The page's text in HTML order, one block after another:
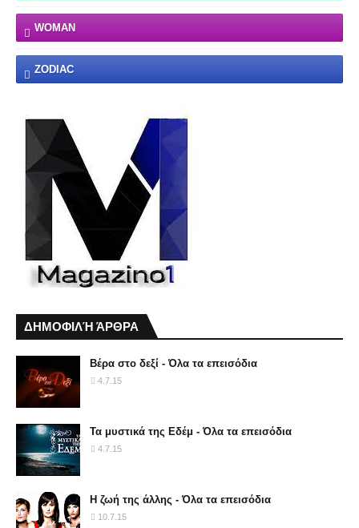
WOMAN
ZODIAC
ΔΗΜΟΦΙΛΉ ΆΡΘΡΑ
Βέρα στο δεξί - Όλα τα επεισόδια
4.7.15
Τα μυστικά της Εδέμ - Όλα τα επεισόδια
4.7.15
Η ζωή της άλλης - Όλα τα επεισόδια
10.7.15